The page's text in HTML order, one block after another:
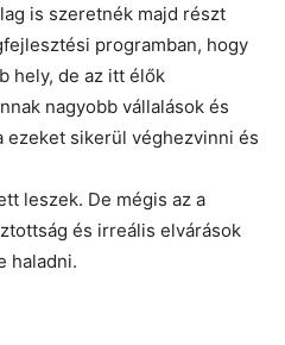
is szeretnék majd részt
programban, hogy
hely, de az itt élők
nagyobb vállalások és
ezeket sikerül véghezvinni és
leszek. De mégis az a
és irreális elvárások
haladni.